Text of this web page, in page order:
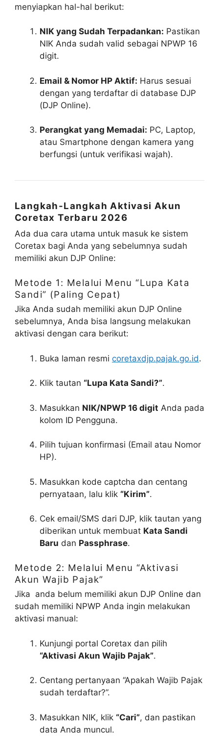
menyiapkan hal-hal berikut:
NIK yang Sudah Terpadankan: Pastikan
NIK Anda sudah valid sebagai NPWP 16
digit.
Email & Nomor HP Aktif: Harus sesuai
dengan yang terdaftar di database DJP
(DJP Online).
Perangkat yang Memadai: PC, Laptop,
atau Smartphone dengan kamera yang
berfungsi (untuk verifikasi wajah).
Langkah-Langkah Aktivasi Akun
Coretax Terbaru 2026
Ada dua cara utama untuk masuk ke sistem
Coretax bagi Anda yang sebelumnya sudah
memiliki akun DJP Online:
Metode 1: Melalui Menu “Lupa Kata
Sandi” (Paling Cepat)
Jika Anda sudah memiliki akun DJP Online
sebelumnya, Anda bisa langsung melakukan
aktivasi dengan cara berikut:
Buka laman resmi coretaxdjp.pajak.go.id.
Klik tautan “Lupa Kata Sandi?”.
Masukkan NIK/NPWP 16 digit Anda pada
kolom ID Pengguna.
Pilih tujuan konfirmasi (Email atau Nomor
HP).
Masukkan kode captcha dan centang
pernyataan, lalu klik “Kirim”.
Cek email/SMS dari DJP, klik tautan yang
diberikan untuk membuat Kata Sandi
Baru dan Passphrase.
Metode 2: Melalui Menu “Aktivasi
Akun Wajib Pajak”
Jika anda belum memiliki akun DJP Online dan
sudah memiliki NPWP Anda ingin melakukan
aktivasi manual:
Kunjungi portal Coretax dan pilih
“Aktivasi Akun Wajib Pajak”.
Centang pertanyaan “Apakah Wajib Pajak
sudah terdaftar?”.
Masukkan NIK, klik “Cari”, dan pastikan
data Anda muncul.